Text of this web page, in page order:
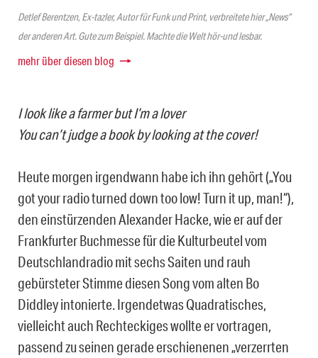
Detlef Berentzen, Ex-tazler, Autor für Funk und Print, verbreitete hier „News“
der anderen Art. Gute zum Beispiel. Machte die Welt hör-und lesbar.
mehr über diesen blog
I look like a farmer but I’m a lover
You can’t judge a book by looking at the cover!
Heute morgen irgendwann habe ich ihn gehört („You
got your radio turned down too low! Turn it up, man!“),
den einstürzenden Alexander Hacke, wie er auf der
Frankfurter Buchmesse für die Kulturbeutel vom
Deutschlandradio mit sechs Saiten und rauh
gebürsteter Stimme diesen Song vom alten Bo
Diddley intonierte. Irgendetwas Quadratisches,
vielleicht auch Rechteckiges wollte er vortragen,
passend zu seinen gerade erschienenen „verzerrten